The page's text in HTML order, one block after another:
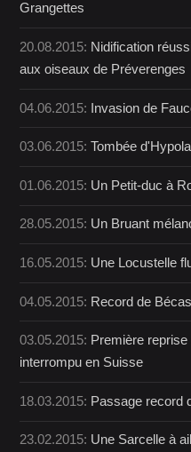
Grangettes
20.08.2015: Nidification
aux oiseaux de Préverenges
04.06.2015: Invasion de
03.06.2015:Tombée
01.06.2015: Un Petit-duc à
28.05.2015: Un Bruant
16.05.2015: Une Locustelle
04.05.2015: Record de
03.05.2015: Première
interrompu en Suisse
18.03.2015: Passage record
23.02.2015: Une Sarcelle à